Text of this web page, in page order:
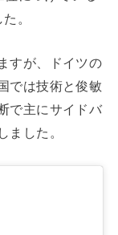
。
すが、ドイツの
では技術と俊敏
で主にサイドバ
ました。